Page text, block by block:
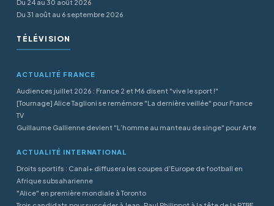
Du 24 au 30 août 2026
Du 31 août au 6 septembre 2026
TÉLÉVISION
ACTUALITÉ FRANCE
Audiences juillet 2026 : France 2 et M6 disent "vive le sport !"
[Tournage] Alice Taglioni se remémore "La dernière veillée" pour France
TV
Guillaume Gallienne devient "L’homme au manteau de singe" pour Arte
ACTUALITÉ INTERNATIONAL
Droits sportifs : Canal+ diffusera les coupes d’Europe de football en
Afrique subsaharienne
"Alice" en première mondiale à Toronto